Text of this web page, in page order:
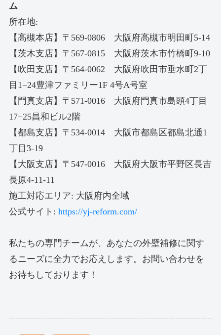
ム
所在地:
【高槻本店】〒569-0806 大阪府高槻市明田町5-14
【茨木支店】〒567-0815 大阪府茨木市竹橋町9-10
【吹田支店】〒564-0062 大阪府吹田市垂水町2丁
目1−24豊津ファミリー1F 4号A号室
【門真支店】〒571-0016 大阪府門真市島頭4丁目
17−25昌和ビル2階
【都島支店】〒534-0014 大阪市都島区都島北通1
丁目3-19
【大阪支店】〒547-0016 大阪府大阪市平野区長吉
長原4-11-11
施工対応エリア: 大阪府内全域
公式サイト: https://yj-reform.com/
私たちの専門チームが、あなたの外壁補修に関す
るニーズに全力でお応えします。お問い合わせを
お待ちしております！